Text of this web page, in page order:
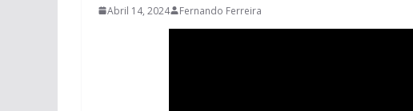
Abril 14, 2024 Fernando Ferreira